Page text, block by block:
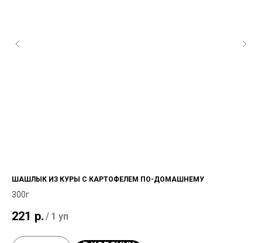
ШАШЛЫК ИЗ КУРЫ С КАРТОФЕЛЕМ ПО-ДОМАШНЕМУ
300г
221 р. / 1 уп